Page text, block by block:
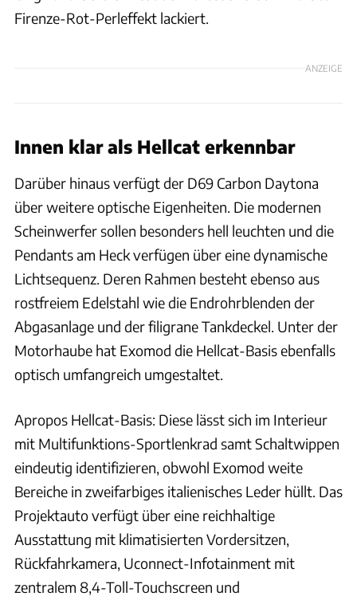
Firenze-Rot-Perleffekt lackiert.
ANZEIGE
Innen klar als Hellcat erkennbar
Darüber hinaus verfügt der D69 Carbon Daytona
über weitere optische Eigenheiten. Die modernen
Scheinwerfer sollen besonders hell leuchten und die
Pendants am Heck verfügen über eine dynamische
Lichtsequenz. Deren Rahmen besteht ebenso aus
rostfreiem Edelstahl wie die Endrohrblenden der
Abgasanlage und der filigrane Tankdeckel. Unter der
Motorhaube hat Exomod die Hellcat-Basis ebenfalls
optisch umfangreich umgestaltet.
Apropos Hellcat-Basis: Diese lässt sich im Interieur
mit Multifunktions-Sportlenkrad samt Schaltwippen
eindeutig identifizieren, obwohl Exomod weite
Bereiche in zweifarbiges italienisches Leder hüllt. Das
Projektauto verfügt über eine reichhaltige
Ausstattung mit klimatisierten Vordersitzen,
Rückfahrkamera, Uconnect-Infotainment mit
zentralem 8,4-Toll-Touchscreen und